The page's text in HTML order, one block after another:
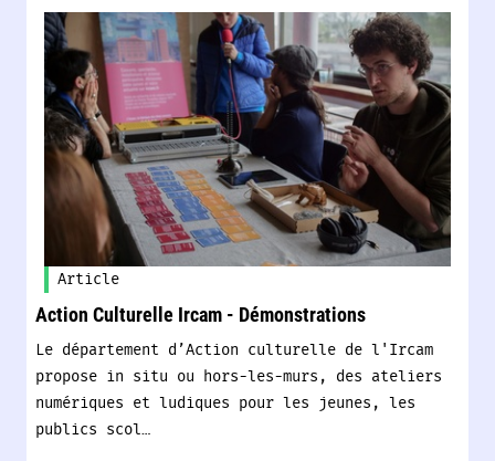
Article
Action Culturelle Ircam - Démonstrations
Le département d’Action culturelle de l'Ircam
propose in situ ou hors-les-murs, des ateliers
numériques et ludiques pour les jeunes, les
publics scol…